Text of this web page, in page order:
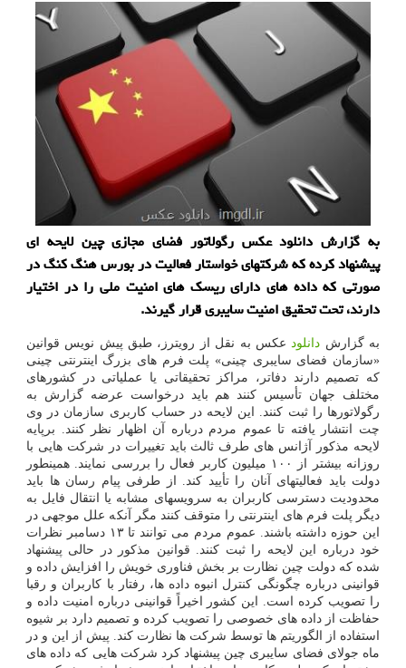
به گزارش دانلود عکس رگولاتور فضای مجازی چین لایحه ای
پیشنهاد کرده که شرکتهای خواستار فعالیت در بورس هنگ کنگ در
صورتی که داده های دارای ریسک های امنیت ملی را در اختیار
دارند، تحت تحقیق امنیت سایبری قرار گیرند.
به گزارش دانلود عکس به نقل از رویترز، طبق پیش نویس قوانین
«سازمان فضای سایبری چینی» پلت فرم های بزرگ اینترنتی چینی
که تصمیم دارند دفاتر، مراکز تحقیقاتی یا عملیاتی در کشورهای
مختلف جهان تأسیس کنند هم باید درخواست عرضه گزارش به
رگولاتورها را ثبت کنند. این لایحه در حساب کاربری سازمان در وی
چت انتشار یافته تا عموم مردم درباره آن اظهار نظر کنند. برپایه
لایحه مذکور آژانس های طرف ثالث باید تغییرات در شرکت هایی با
روزانه بیشتر از ۱۰۰ میلیون کاربر فعال را بررسی نمایند. همینطور
دولت باید فعالیتهای آنان را تأیید کند. از طرفی پیام رسان ها باید
محدودیت دسترسی کاربران به سرویسهای مشابه یا انتقال فایل به
دیگر پلت فرم های اینترنتی را متوقف کنند مگر آنکه علل موجهی در
این حوزه داشته باشند. عموم مردم می توانند تا ۱۳ دسامبر نظرات
خود درباره این لایحه را ثبت کنند. قوانین مذکور در حالی پیشنهاد
شده که دولت چین نظارت بر بخش فناوری خویش را افزایش داده و
قوانینی درباره چگونگی کنترل انبوه داده ها، رفتار با کاربران و رقبا
را تصویب کرده است. این کشور اخیراً قوانینی درباره امنیت داده و
حفاظت از داده های خصوصی را تصویب کرده و تصمیم دارد بر شیوه
استفاده از الگوریتم ها توسط شرکت ها نظارت کند. پیش از این و در
ماه جولای فضای سایبری چین پیشنهاد کرد شرکت هایی که داده های